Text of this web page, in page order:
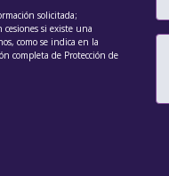
solicitada;
cesiones si existe una
como se indica en la
completa de Protección de